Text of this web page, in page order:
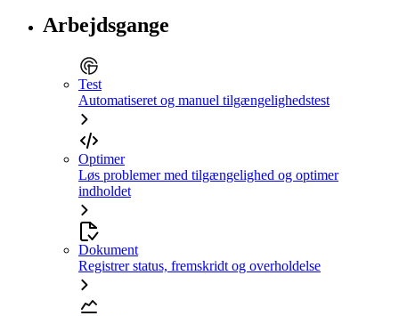
Arbejdsgange
Test
Automatiseret og manuel tilgængelighedstest
Optimer
Løs problemer med tilgængelighed og optimer
indholdet
Dokument
Registrer status, fremskridt og overholdelse